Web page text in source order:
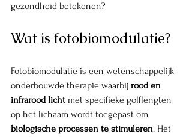
gezondheid betekenen?
Wat is fotobiomodulatie?
Fotobiomodulatie is een wetenschappelijk
onderbouwde therapie waarbij rood en
infrarood licht met specifieke golflengten
op het lichaam wordt toegepast om
biologische processen te stimuleren. Het